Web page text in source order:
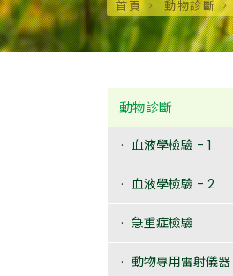
首頁 動物診斷
動物診斷
血液學檢驗 - 1
血液學檢驗 - 2
急重症檢驗
動物專用雷射儀器